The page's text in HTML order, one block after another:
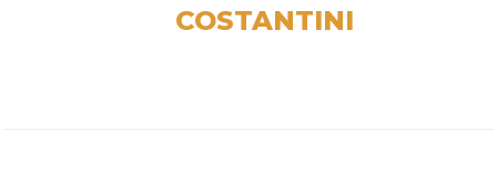
COSTANTINI